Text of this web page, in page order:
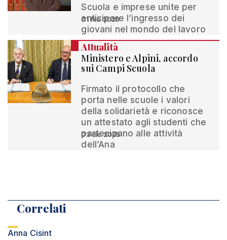
Scuola e imprese unite per
anticipare l’ingresso dei
giovani nel mondo del lavoro
01 feb 2026
Attualità
Ministero e Alpini, accordo
sui Campi Scuola
Firmato il protocollo che
porta nelle scuole i valori
della solidarietà e riconosce
un attestato agli studenti che
partecipano alle attività
dell’Ana
03 dic 2025
Correlati
Anna Cisint